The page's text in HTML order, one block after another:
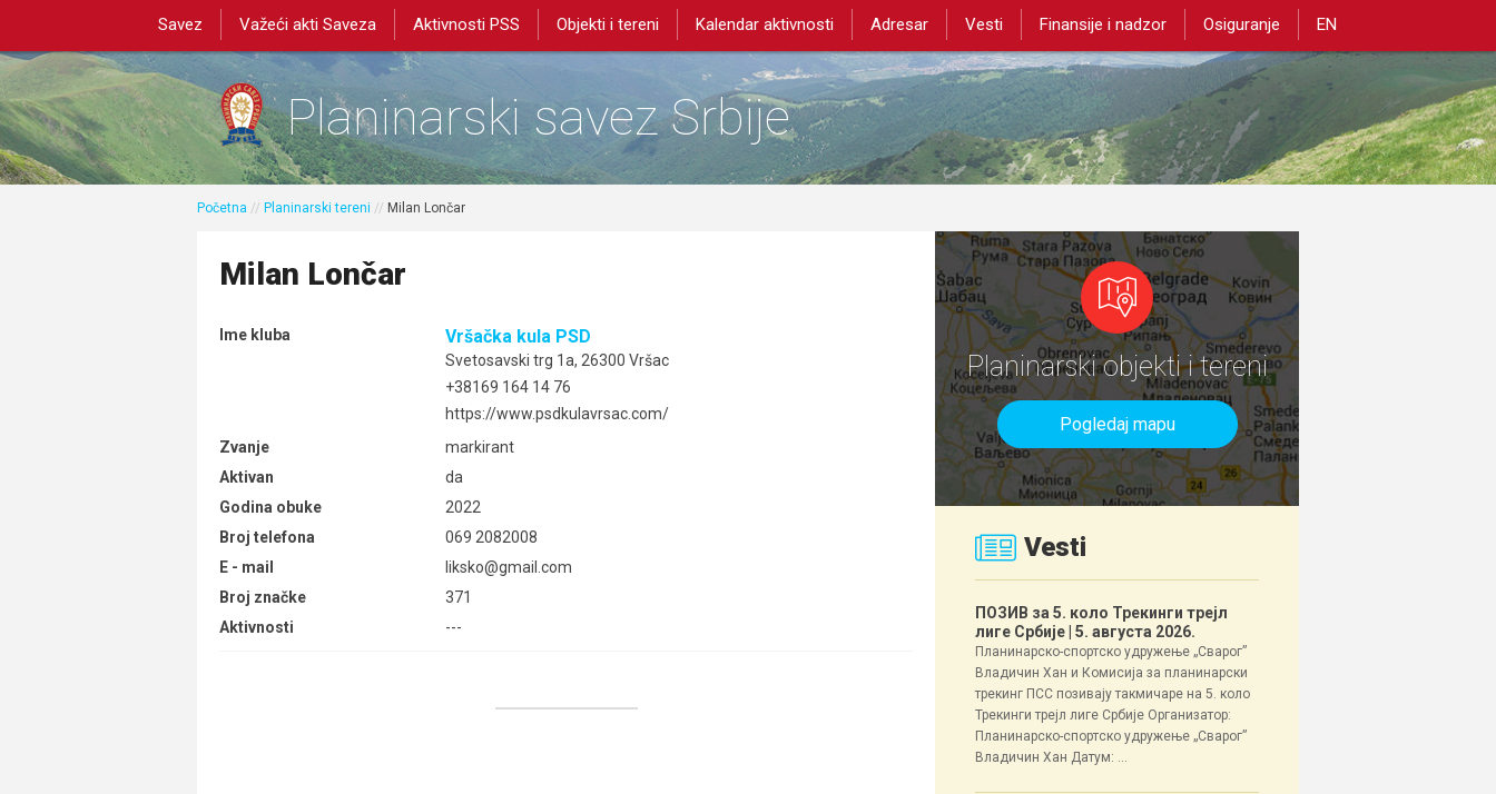
Savez Važeći akti Saveza Aktivnosti PSS Objekti i tereni Kalendar aktivnosti Adresar Vesti Finansije i nadzor Osiguranje EN
Planinarski savez Srbije
Početna // Planinarski tereni // Milan Lončar
Milan Lončar
Ime kluba Vršačka kula PSD
Svetosavski trg 1a, 26300 Vršac
+38169 164 14 76
https://www.psdkulavrsac.com/
Zvanje
markirant
Aktivan
da
Godina obuke
2022
Broj telefona
069 2082008
E - mail
liksko@gmail.com
Broj značke
371
Aktivnosti
---
Planinarski objekti i tereni
Pogledaj mapu
Vesti
ПОЗИВ за 5. коло Трекинги трејл
лиге Србије | 5. августа 2026.
Планинарско-спортско удружење „Сварог”
Владичин Хан и Комисија за планинарски
трекинг ПСС позивају такмичаре на 5. коло
Трекинги трејл лиге Србије Организатор:
Планинарско-спортско удружење „Сварог”
Владичин Хан Датум: ...